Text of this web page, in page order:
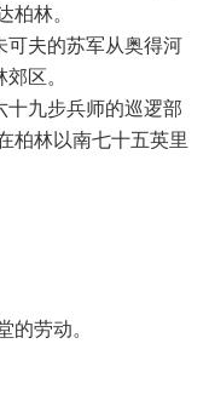
柏林。
夫的苏军从奥得河
区。
九步兵师的巡逻部
柏林以南七十五英里
劳动。